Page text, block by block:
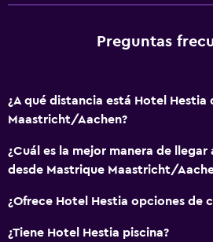
Preguntas
¿A qué distancia está Hotel Hestia
Maastricht/Aachen?
¿Cuál es la mejor manera de llegar
desde Mastrique Maastricht/
¿Ofrece Hotel Hestia opciones de
¿Tiene Hotel Hestia piscina?